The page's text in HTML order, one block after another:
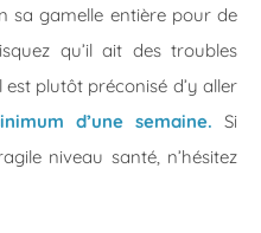
sa gamelle entière pour de
qu’il ait des troubles
plutôt préconisé d’y aller
d’une semaine. Si
niveau santé, n’hésitez